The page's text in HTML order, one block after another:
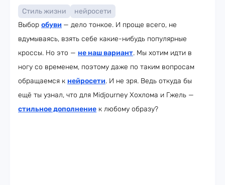
Стиль жизни
нейросети
Выбор обуви — дело тонкое. И проще всего, не
вдумываясь, взять себе какие-нибудь популярные
кроссы. Но это — не наш вариант. Мы хотим идти в
ногу со временем, поэтому даже по таким вопросам
обращаемся к нейросети. И не зря. Ведь откуда бы
ещё ты узнал, что для Midjourney Хохлома и Гжель —
стильное дополнение к любому образу?